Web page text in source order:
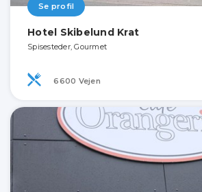
Se profil
Hotel Skibelund Krat
Spisesteder, Gourmet
6600 Vejen